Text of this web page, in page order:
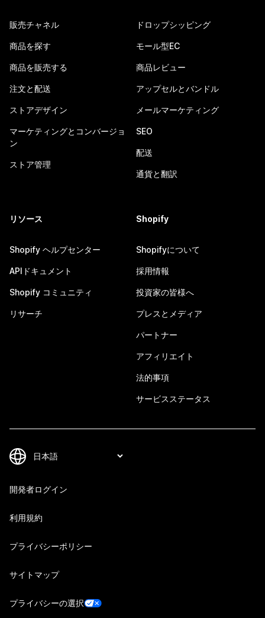
販売チャネル
商品を探す
商品を販売する
注文と配送
ストアデザイン
マーケティングとコンバージョ
ン
ストア管理
ドロップシッピング
モール型EC
商品レビュー
アップセルとバンドル
メールマーケティング
SEO
配送
通貨と翻訳
リソース
Shopify ヘルプセンター
APIドキュメント
Shopify コミュニティ
リサーチ
Shopify
Shopifyについて
採用情報
投資家の皆様へ
プレスとメディア
パートナー
アフィリエイト
法的事項
サービスステータス
開発者ログイン
利用規約
プライバシーポリシー
サイトマップ
プライバシーの選択